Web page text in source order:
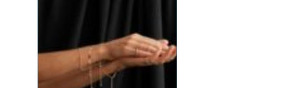
sekunder, oavsett om
mottagaren befinner sig
på konto...